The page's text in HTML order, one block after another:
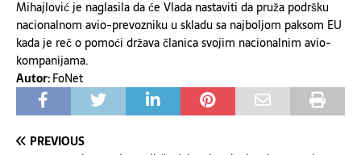
Mihajlović je naglasila da će Vlada nastaviti da pruža podršku
nacionalnom avio-prevozniku u skladu sa najboljom paksom EU
kada je reč o pomoći država članica svojim nacionalnim avio-
kompanijama.
Autor:FoNet
PREVIOUS